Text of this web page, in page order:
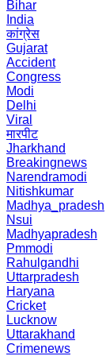
Bihar
India
कांग्रेस
Gujarat
Accident
Congress
Modi
Delhi
Viral
मारपीट
Jharkhand
Breakingnews
Narendramodi
Nitishkumar
Madhya_pradesh
Nsui
Madhyapradesh
Pmmodi
Rahulgandhi
Uttarpradesh
Haryana
Cricket
Lucknow
Uttarakhand
Crimenews